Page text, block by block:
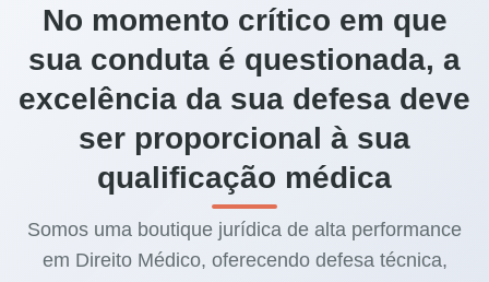
No momento crítico em que
sua conduta é questionada, a
excelência da sua defesa deve
ser proporcional à sua
qualificação médica
Somos uma boutique jurídica de alta performance
em Direito Médico, oferecendo defesa técnica,